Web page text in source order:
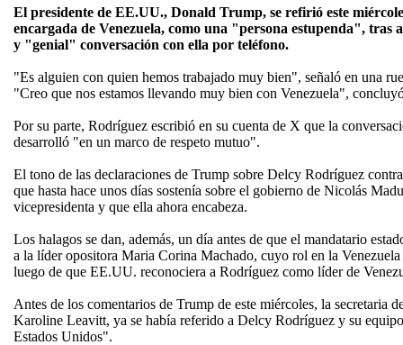
El presidente de EE.UU., Donald Trump, se refirió este
encargada de Venezuela, como una "persona estupenda",
y "genial" conversación con ella por teléfono.
"Es alguien con quien hemos trabajado muy bien", señaló en una
"Creo que nos estamos llevando muy bien con Venezuela",
Por su parte, Rodríguez escribió en su cuenta de X que la
desarrolló "en un marco de respeto mutuo".
El tono de las declaraciones de Trump sobre Delcy Rodríguez
que hasta hace unos días sostenía sobre el gobierno de Nicolás
vicepresidenta y que ella ahora encabeza.
Los halagos se dan, además, un día antes de que el mandatario
a la líder opositora Maria Corina Machado, cuyo rol en la
luego de que EE.UU. reconociera a Rodríguez como líder de
Antes de los comentarios de Trump de este miércoles, la secretaria
Karoline Leavitt, ya se había referido a Delcy Rodríguez y su
Estados Unidos".